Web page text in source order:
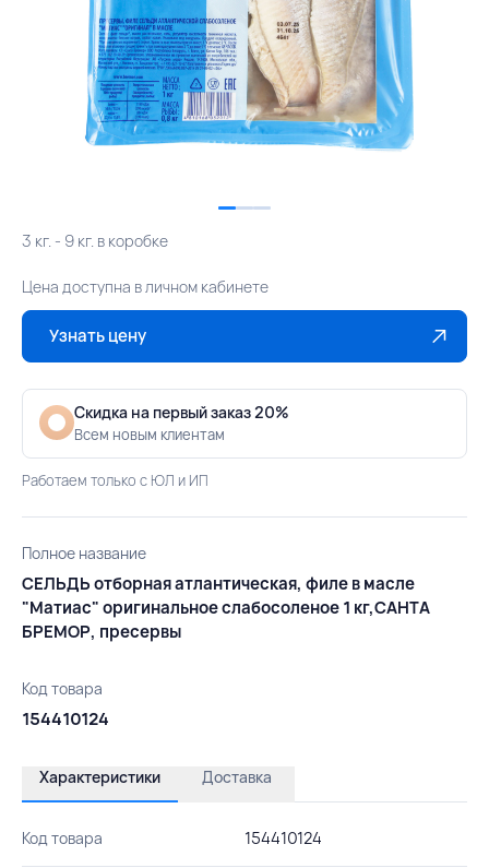
3 кг. - 9 кг. в коробке
Цена доступна в личном кабинете
Узнать цену
Скидка на первый заказ 20%
Всем новым клиентам
Работаем только с ЮЛ и ИП
Полное название
СЕЛЬДЬ отборная атлантическая, филе в масле
"Матиас" оригинальное слабосоленое 1 кг,САНТА
БРЕМОР, пресервы
Код товара
154410124
Характеристики Доставка
Код товара 154410124